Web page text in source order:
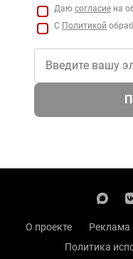
Даю согласие на
С Политикой
О проекте Реклама
Политика